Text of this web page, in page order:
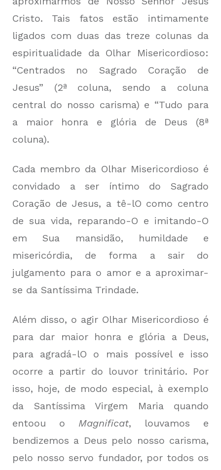
Cristo. Tais fatos estão intimamente
ligados com duas das treze colunas da
espiritualidade da Olhar Misericordioso:
“Centrados no Sagrado Coração de
Jesus” (2ª coluna, sendo a coluna
central do nosso carisma) e “Tudo para
a maior honra e glória de Deus (8ª
coluna).
Cada membro da Olhar Misericordioso é
convidado a ser íntimo do Sagrado
Coração de Jesus, a tê-lO como centro
de sua vida, reparando-O e imitando-O
em Sua mansidão, humildade e
misericórdia, de forma a sair do
julgamento para o amor e a aproximar-
se da Santíssima Trindade.
Além disso, o agir Olhar Misericordioso é
para dar maior honra e glória a Deus,
para agradá-lO o mais possível e isso
ocorre a partir do louvor trinitário. Por
isso, hoje, de modo especial, à exemplo
da Santíssima Virgem Maria quando
entoou o Magnificat, louvamos e
bendizemos a Deus pelo nosso carisma,
pelo nosso servo fundador, por todos os